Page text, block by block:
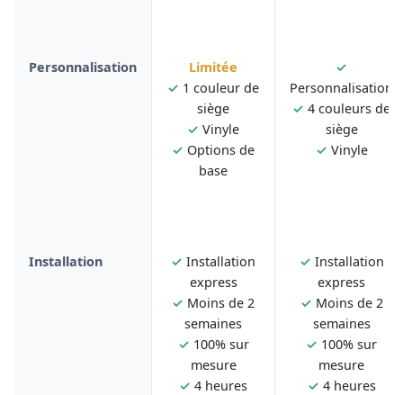
Personnalisation
Limitée
✓ 1 couleur de
siège
✓ Vinyle
✓ Options de
base
✓
Personnalisation
✓ 4 couleurs de
siège
✓ Vinyle
Installation ✓ Installation
express
✓ Moins de 2
semaines
✓ 100% sur
mesure
✓ 4 heures
✓ Installation
express
✓ Moins de 2
semaines
✓ 100% sur
mesure
✓ 4 heures